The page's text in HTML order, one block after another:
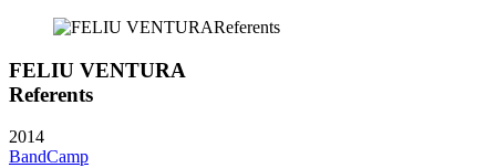
FELIU VENTURA
Referents
2014
BandCamp